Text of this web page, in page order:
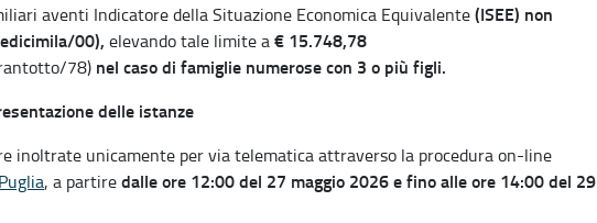
aventi Indicatore della Situazione Economica Equivalente(ISEE) non
00), elevando tale limite a€ 15.748,78
78) nel caso di famiglie numerose con 3 o più figli.
delle istanze
inoltrate unicamente per via telematica attraverso la procedura on-line
, a partiredalle ore 12:00 del 27 maggio 2026 e fino alle ore 14:00 del 29